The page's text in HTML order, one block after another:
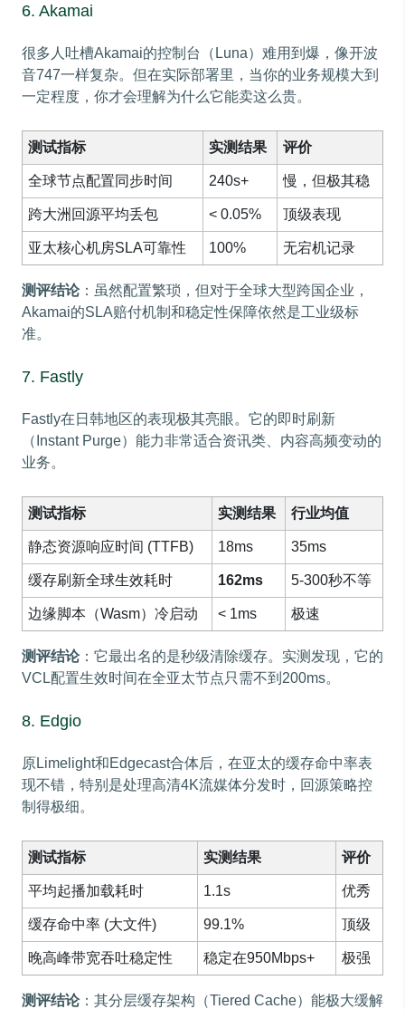
6. Akamai
很多人吐槽Akamai的控制台（Luna）难用到爆，像开波
音747一样复杂。但在实际部署里，当你的业务规模大到
一定程度，你才会理解为什么它能卖这么贵。
测试指标 实测结果 评价
全球节点配置同步时间 240s+ 慢，但极其稳
跨大洲回源平均丢包 < 0.05% 顶级表现
亚太核心机房SLA可靠性 100% 无宕机记录
测评结论：虽然配置繁琐，但对于全球大型跨国企业，
Akamai的SLA赔付机制和稳定性保障依然是工业级标
准。
7. Fastly
Fastly在日韩地区的表现极其亮眼。它的即时刷新
（Instant Purge）能力非常适合资讯类、内容高频变动的
业务。
测试指标 实测结果 行业均值
静态资源响应时间 (TTFB) 18ms 35ms
缓存刷新全球生效耗时 162ms 5-300秒不等
边缘脚本（Wasm）冷启动 < 1ms 极速
测评结论：它最出名的是秒级清除缓存。实测发现，它的
VCL配置生效时间在全亚太节点只需不到200ms。
8. Edgio
原Limelight和Edgecast合体后，在亚太的缓存命中率表
现不错，特别是处理高清4K流媒体分发时，回源策略控
制得极细。
测试指标 实测结果 评价
平均起播加载耗时 1.1s 优秀
缓存命中率 (大文件) 99.1% 顶级
晚高峰带宽吞吐稳定性 稳定在950Mbps+ 极强
测评结论：其分层缓存架构（Tiered Cache）能极大缓解